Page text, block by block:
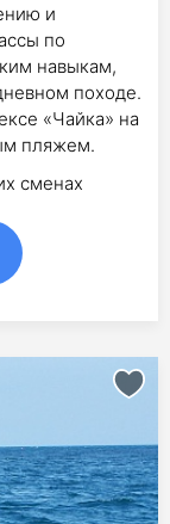
и
по
навыкам,
походе.
«Чайка» на
пляжем.
сменах